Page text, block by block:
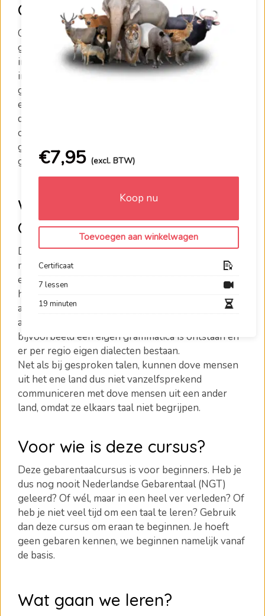
€7,95 (excl. BTW)
Koop nu
Toevoegen aan winkelwagen
Certificaat
7 lessen
19 minuten
Gebarentaal spreken (NGT)
Ga in deze cursus aan de slag met het leren van de
gebarentaal. In deze online cursus leer je op een
interactieve wijze met oefeningen en
instructievideo’s NGT spreken. Deze cursus is
geschikt voor iedereen, dus ook mensen die nooit
eerder iets gedaan hebben met deze taal. Ben je
dus een beginner of wil je jouw kennis even
opfrissen? Dan is deze cursus echt wat voor jou. Je
gaat de belangrijkste gebaren leren en leert korte
gesprekken te voeren en te begrijpen.
Wat is de Nederlandse
Gebarentaal?
De Nederlandse Gebarentaal (NGT) is de
natuurlijke taal van prelinguale dove mensen in
een land. Elk land met een dovengemeenschap
heeft zijn eigen taal. Gebarentalen zijn namelijk niet
afgeleid van gesproken talen, maar hebben zich net
als gesproken taal spontaan ontwikkeld, waardoor
bijvoorbeeld een eigen grammatica is ontstaan en
er per regio eigen dialecten bestaan.
Net als bij gesproken talen, kunnen dove mensen
uit het ene land dus niet vanzelfsprekend
communiceren met dove mensen uit een ander
land, omdat ze elkaars taal niet begrijpen.
Voor wie is deze cursus?
Deze gebarentaalcursus is voor beginners. Heb je
dus nog nooit Nederlandse Gebarentaal (NGT)
geleerd? Of wél, maar in een heel ver verleden? Of
heb je niet veel tijd om een taal te leren? Gebruik
dan deze cursus om eraan te beginnen. Je hoeft
geen gebaren kennen, we beginnen namelijk vanaf
de basis.
Wat gaan we leren?